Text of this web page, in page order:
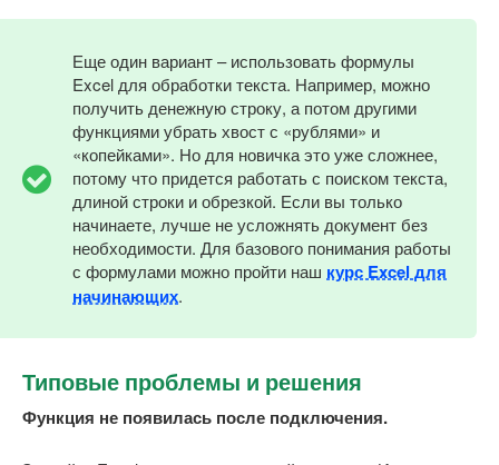
Еще один вариант – использовать формулы
Excel для обработки текста. Например, можно
получить денежную строку, а потом другими
функциями убрать хвост с «рублями» и
«копейками». Но для новичка это уже сложнее,
потому что придется работать с поиском текста,
длиной строки и обрезкой. Если вы только
начинаете, лучше не усложнять документ без
необходимости. Для базового понимания работы
с формулами можно пройти наш курс Excel для
начинающих.
Типовые проблемы и решения
Функция не появилась после подключения.